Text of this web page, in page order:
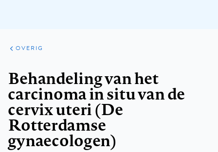
ARTIKELEN
OVERIG
OVERIG
Behandeling van het
carcinoma in situ van de
cervix uteri (De
Rotterdamse
gynaecologen)